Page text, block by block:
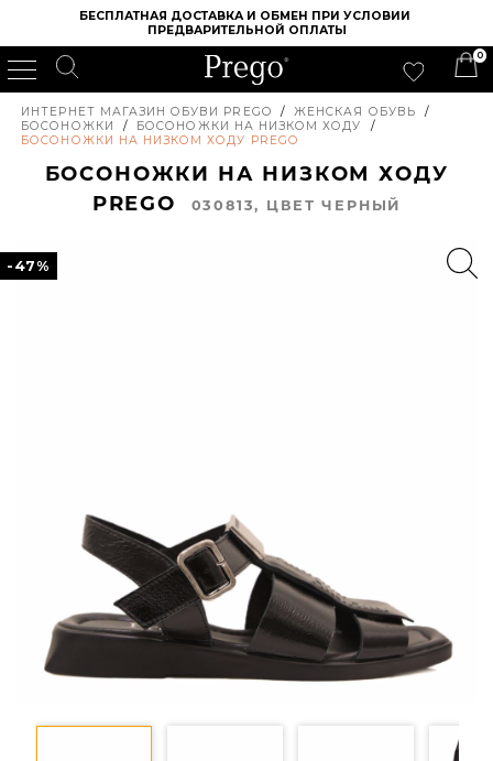
БЕСПЛАТНАЯ ДОСТАВКА И ОБМЕН ПРИ УСЛОВИИ
ПРЕДВАРИТЕЛЬНОЙ ОПЛАТЫ
0
ИНТЕРНЕТ МАГАЗИН ОБУВИ PREGO / ЖЕНСКАЯ ОБУВЬ
/
БОСОНОЖКИ
/ БОСОНОЖКИ НА НИЗКОМ ХОДУ
/
БОСОНОЖКИ НА НИЗКОМ ХОДУ PREGO
БОСОНОЖКИ НА НИЗКОМ ХОДУ
PREGO
030813, ЦВЕТ ЧЕРНЫЙ
-47%